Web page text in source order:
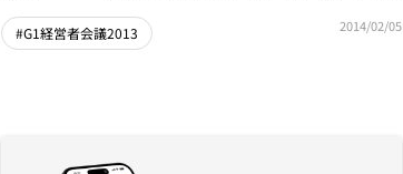
#G1経営者会議2013 2014/02/05